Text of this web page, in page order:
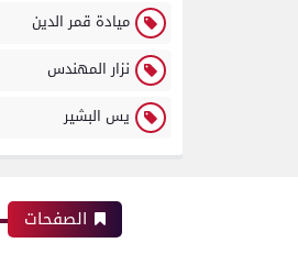
ميادة قمر الدين
نزار المهندس
يس البشير
الصفحات